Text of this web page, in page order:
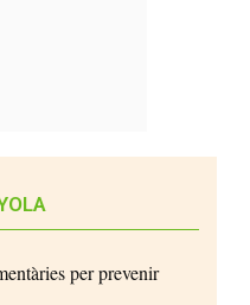
per prevenir